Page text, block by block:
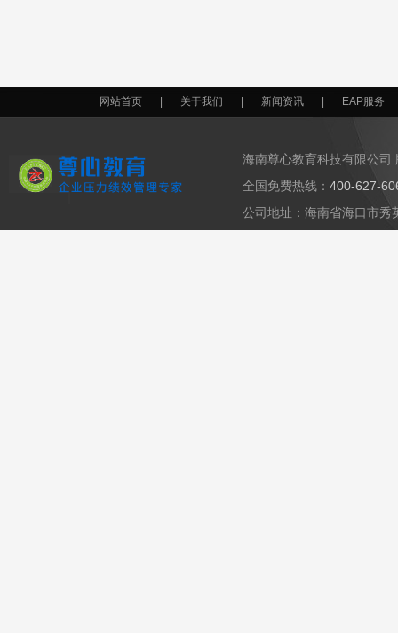
网站首页 关于我们 新闻资讯 EAP服务
海南尊心教育科技有限公司
全国免费热线：400-627-
公司地址：海南省海口市